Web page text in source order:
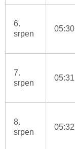
6.
srpen
05:30
7.
srpen
05:31
8.
srpen
05:32